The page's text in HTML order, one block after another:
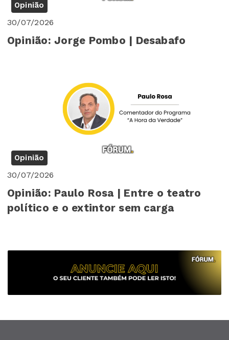
Opinião
30/07/2026
Opinião: Jorge Pombo | Desabafo
Opinião
30/07/2026
Opinião: Paulo Rosa | Entre o teatro
político e o extintor sem carga